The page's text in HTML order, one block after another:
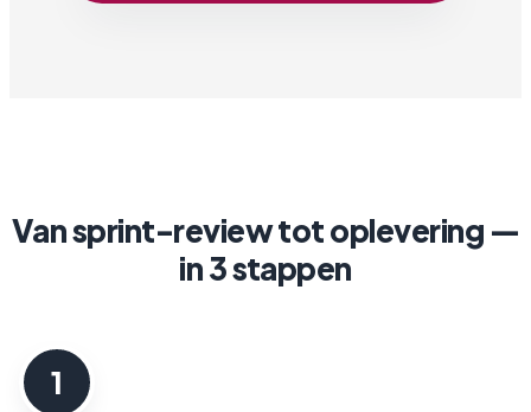
Van sprint-review tot oplevering —
in 3 stappen
1